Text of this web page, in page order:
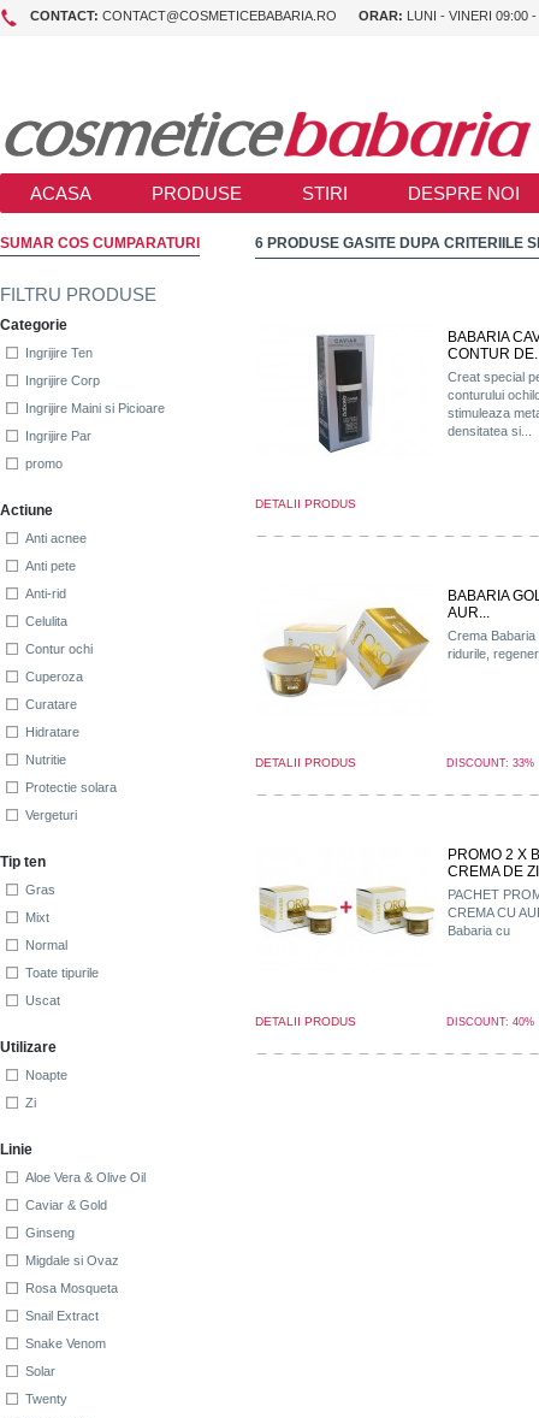
CONTACT: CONTACT@COSMETICEBABARIA.RO ORAR: LUNI - VINERI 09:00
ACASA PRODUSE STIRI DESPRE NOI
SUMAR COS CUMPARATURI
FILTRU PRODUSE
Categorie
Ingrijire Ten
Ingrijire Corp
Ingrijire Maini si Picioare
Ingrijire Par
promo
Actiune
Anti acnee
Anti pete
Anti-rid
Celulita
Contur ochi
Cuperoza
Curatare
Hidratare
Nutritie
Protectie solara
Vergeturi
Tip ten
Gras
Mixt
Normal
Toate tipurile
Uscat
Utilizare
Noapte
Zi
Linie
Aloe Vera & Olive Oil
Caviar & Gold
Ginseng
Migdale si Ovaz
Rosa Mosqueta
Snail Extract
Snake Venom
Solar
Twenty
6 PRODUSE GASITE DUPA CRITERIILE
BABARIA
CONTUR
Creat special
conturului
stimuleaza
densitatea si...
DETALII PRODUS
BABARIA
AUR...
Crema
ridurile,
DISCOUNT: 33%
DETALII PRODUS
PROMO 2 X
CREMA DE
PACHET
CREMA CU
Babaria cu
DISCOUNT: 40%
DETALII PRODUS